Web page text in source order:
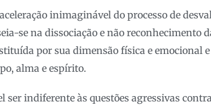
inimaginável do processo de
se na dissociação e não reconhecimento
por sua dimensão física e emocional
alma e espírito.
ser indiferente às questões agressivas